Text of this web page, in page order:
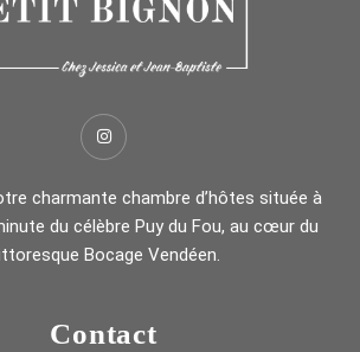
charmante chambre d’hôtes située à
du célèbre Puy du Fou, au cœur du
Bocage Vendéen.
Contact